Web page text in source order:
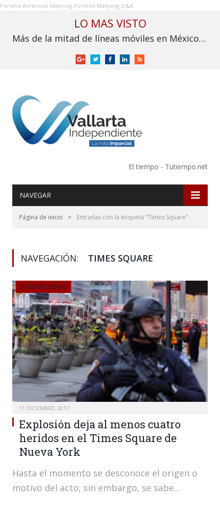
Portelle American Mahjong Portelle Mahjong Q&A
LO MAS VISTO
Más de la mitad de líneas móviles en México aún no se vinculan a la CURP
GoogleTwitterFacebookLinkedInRSS
El tiempo - Tutiempo.net
NAVEGAR
Página de inicio » Entradas con la etiqueta "Times Square"
NAVEGACIÓN: TIMES SQUARE
INTERNACIONAL
11 DICIEMBRE, 2017
Explosión deja al menos cuatro
heridos en el Times Square de
Nueva York
Hasta el momento se desconoce el origen o
motivo del acto, sin embargo, se sabe…